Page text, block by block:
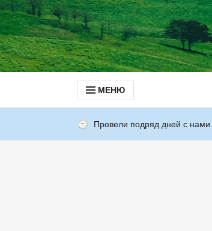
МЕНЮ
Провели подряд дней с нами